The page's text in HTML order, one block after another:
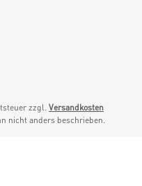
zzgl. Versandkosten
nicht anders beschrieben.